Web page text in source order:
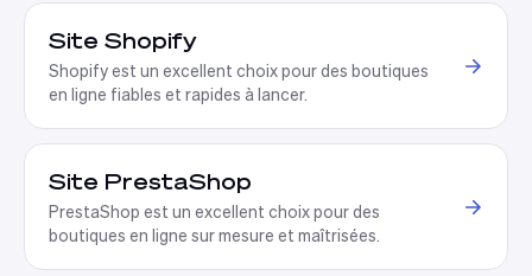
Site Shopify
Shopify est un excellent choix pour des boutiques
en ligne fiables et rapides à lancer.
Site PrestaShop
PrestaShop est un excellent choix pour des
boutiques en ligne sur mesure et maîtrisées.